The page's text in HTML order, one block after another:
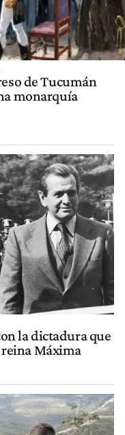
de Tucumán
monarquía
la dictadura que
reina Máxima